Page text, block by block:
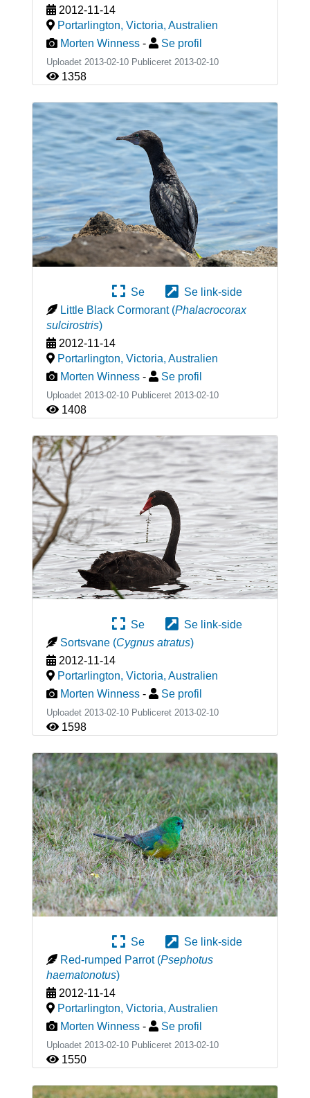
2012-11-14
Portarlington, Victoria, Australien
Morten Winness - Se profil
Uploadet 2013-02-10 Publiceret 2013-02-10
1358
Se
Se link-side
Little Black Cormorant (Phalacrocorax
sulcirostris)
2012-11-14
Portarlington, Victoria, Australien
Morten Winness - Se profil
Uploadet 2013-02-10 Publiceret 2013-02-10
1408
Se
Se link-side
Sortsvane (Cygnus atratus)
2012-11-14
Portarlington, Victoria, Australien
Morten Winness - Se profil
Uploadet 2013-02-10 Publiceret 2013-02-10
1598
Se
Se link-side
Red-rumped Parrot (Psephotus
haematonotus)
2012-11-14
Portarlington, Victoria, Australien
Morten Winness - Se profil
Uploadet 2013-02-10 Publiceret 2013-02-10
1550